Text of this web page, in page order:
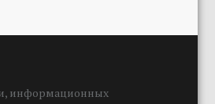
информационных